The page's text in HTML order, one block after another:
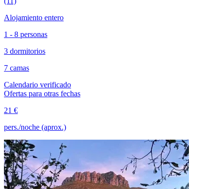
Alojamiento entero
1 - 8 personas
3 dormitorios
7 camas
Calendario verificado
Ofertas para otras fechas
21 €
pers./noche (aprox.)